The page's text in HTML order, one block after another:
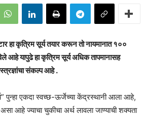
हा कृत्रिम सूर्य तयार करून तो नायमानात १००
आहे यापुढे हा कृत्रिम सूर्य अधिक तापमानासह
संकल्प आहे .
पुन्हा एकदा स्वच्छ-ऊर्जेच्या केंद्रस्थानी आला आहे,
असा आहे ज्याचा चुकीचा अर्थ लावला जाण्याची शक्यता